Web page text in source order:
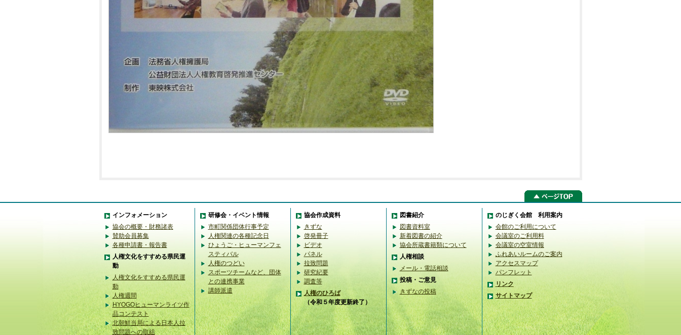
インフォメーション
協会の概要・財務諸表
賛助会員募集
各種申請書・報告書
人権文化をすすめる県民運
動
人権文化をすすめる県民運
動
人権週間
HYOGOヒューマンライツ作
品コンテスト
北朝鮮当局による日本人拉
致問題への取組
研修会・イベント情報
市町関係団体行事予定
人権関連の各種記念日
ひょうご・ヒューマンフェ
スティバル
人権のつどい
スポーツチームなど、団体
との連携事業
講師派遣
協会作成資料
きずな
啓発冊子
ビデオ
パネル
拉致問題
研究紀要
調査等
人権のひろば
（令和５年度更新終了）
図書紹介
図書資料室
新着図書の紹介
協会所蔵書籍類について
人権相談
メール・電話相談
投稿・ご意見
きずなの投稿
のじぎく会館 利用案内
会館のご利用について
会議室のご利用料
会議室の空室情報
ふれあいルームのご案内
アクセスマップ
パンフレット
リンク
サイトマップ